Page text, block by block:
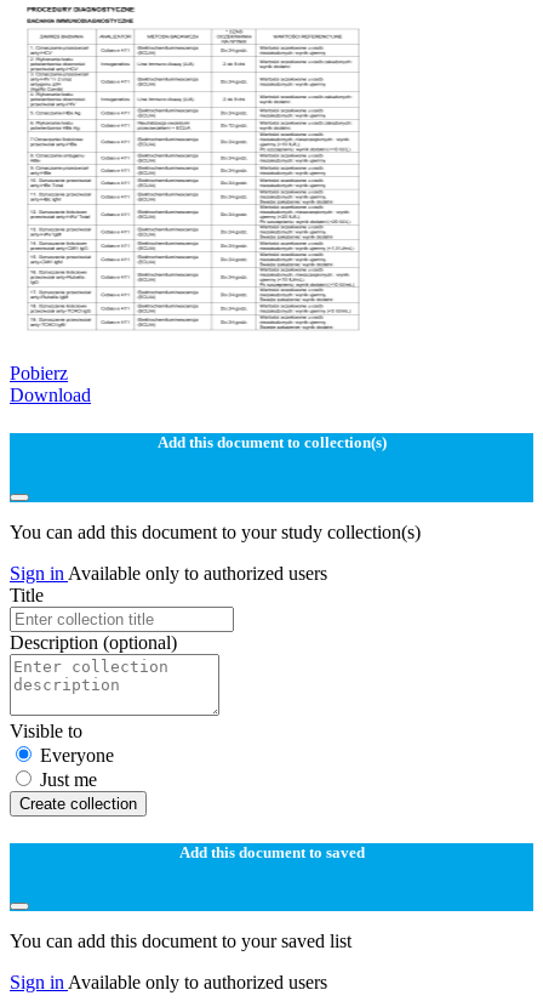
Pobierz
Download
Add this document to collection(s)
You can add this document to your study collection(s)
Sign in Available only to authorized users
Title
Description (optional)
Visible to
Everyone
Just me
Create collection
Add this document to saved
You can add this document to your saved list
Sign in Available only to authorized users